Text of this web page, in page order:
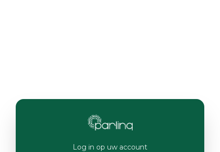
Log in op uw account